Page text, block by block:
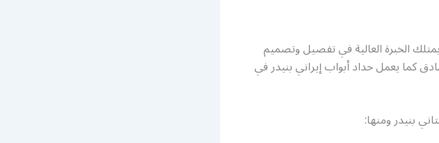
يمتلك الخبرة العالية في تفصيل وتصميم
كما يعمل حداد أبواب إيراني بنيدر في
بنيدر ومنها: